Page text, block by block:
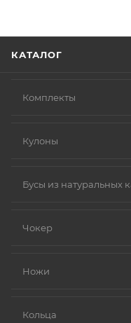
КАТАЛОГ
Комплекты
Кулоны
Бусы из натуральных
Чокер
Ножи
Кольца